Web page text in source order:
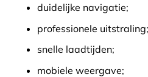
duidelijke navigatie;
professionele uitstraling;
snelle laadtijden;
mobiele weergave;